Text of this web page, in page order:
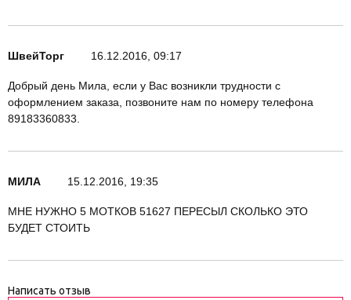
ШвейТорг 16.12.2016, 09:17
Добрый день Мила, если у Вас возникли трудности с
оформлением заказа, позвоните нам по номеру телефона
89183360833.
МИЛА 15.12.2016, 19:35
МНЕ НУЖНО 5 МОТКОВ 51627 ПЕРЕСЫЛ СКОЛЬКО ЭТО
БУДЕТ СТОИТЬ
Написать отзыв